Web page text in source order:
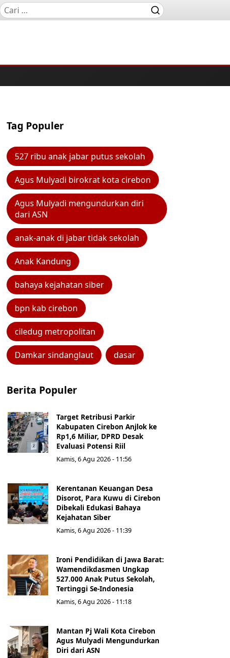
Tag Populer
527 ribu anak jabar putus sekolah
Agus Mulyadi birokrat kota cirebon
Agus Mulyadi mengundurkan diri
dari ASN
anak-anak di jabar tidak sekolah
Anak Kandung
bahaya kejahatan siber
bpn kab cirebon
ciledug metropolitan
Damkar sindanglaut dasar
Berita Populer
Target Retribusi Parkir
Kabupaten Cirebon Anjlok ke
Rp1,6 Miliar, DPRD Desak
Evaluasi Potensi Riil
Kamis, 6 Agu 2026 - 11:56
Kerentanan Keuangan Desa
Disorot, Para Kuwu di Cirebon
Dibekali Edukasi Bahaya
Kejahatan Siber
Kamis, 6 Agu 2026 - 11:39
Ironi Pendidikan di Jawa Barat:
Wamendikdasmen Ungkap
527.000 Anak Putus Sekolah,
Tertinggi Se-Indonesia
Kamis, 6 Agu 2026 - 11:18
Mantan Pj Wali Kota Cirebon
Agus Mulyadi Mengundurkan
Diri dari ASN